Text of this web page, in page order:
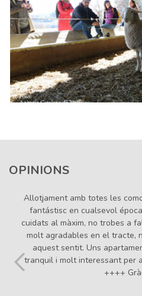
OPINIONS
Hemos pasado un fin de
ideal para desconectar y
inmejorable. Acogedor,
equipado con todo tipo de
un detalle.